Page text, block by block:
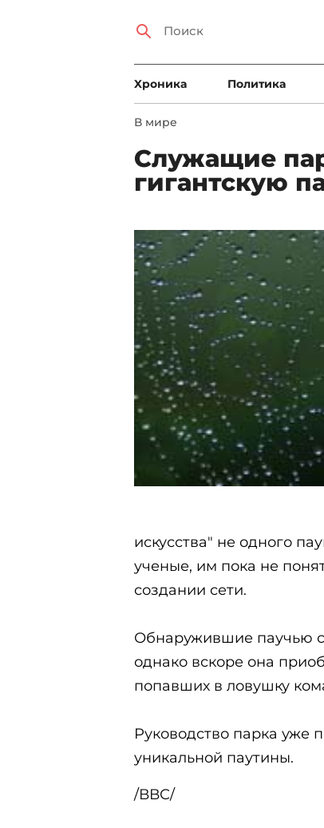
Xроника Политика
В мире
Служащие
гигантскую
искусства" не одного
ученые, им пока не
создании сети.
Обнаружившие паучью
однако вскоре она
попавших в ловушку
Руководство парка уже
уникальной паутины.
/ВВС/